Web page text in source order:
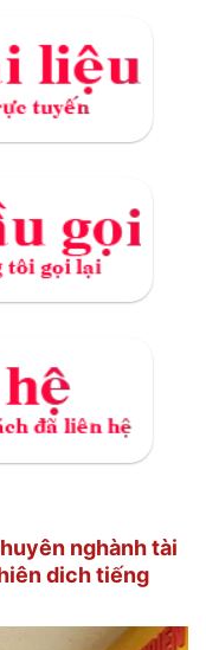
nghành tài
dich tiếng